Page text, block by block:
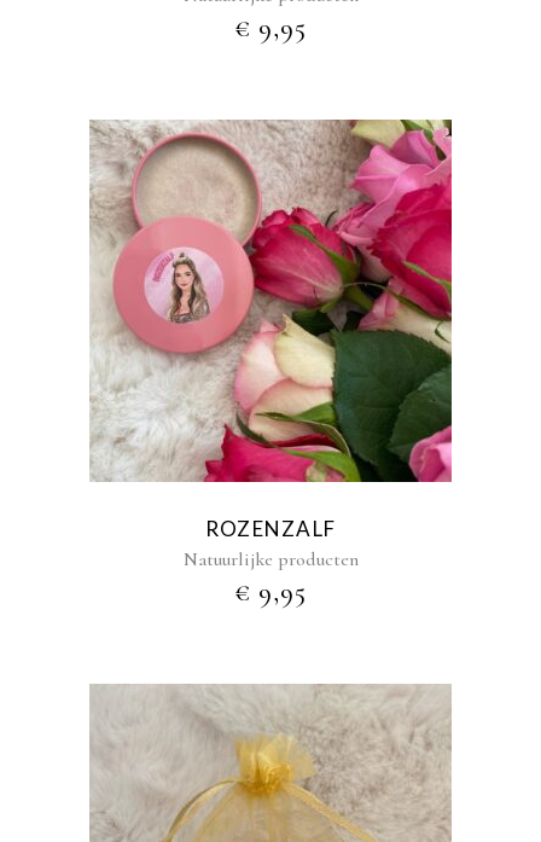
de
€ 9,95
ROZENZALF
Natuurlijke producten
€ 9,95